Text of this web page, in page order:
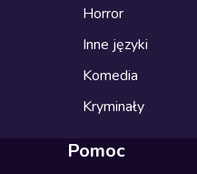
Horror
Inne języki
Komedia
Kryminały
Pomoc